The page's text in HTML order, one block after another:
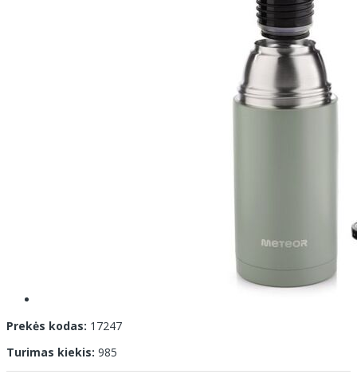
Prekės kodas: 17247
Turimas kiekis: 985